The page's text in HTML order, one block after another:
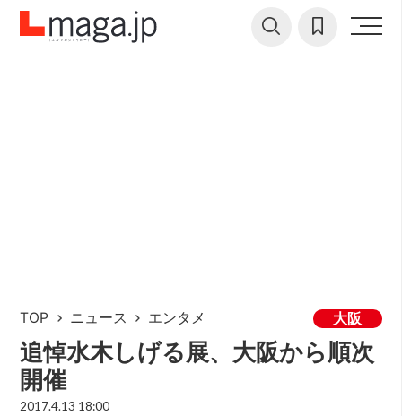
TOP ニュース エンタメ 大阪
追悼水木しげる展、大阪から順次
開催
2017.4.13 18:00